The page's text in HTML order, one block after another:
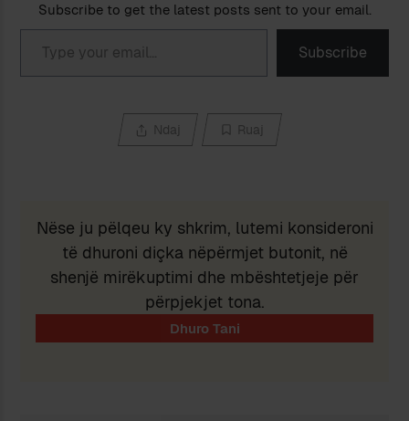
Subscribe to get the latest posts sent to your email.
Type your email…
Subscribe
Ndaj Ruaj
Nëse ju pëlqeu ky shkrim, lutemi konsideroni
të dhuroni diçka nëpërmjet butonit, në
shenjë mirëkuptimi dhe mbështetjeje për
përpjekjet tona.